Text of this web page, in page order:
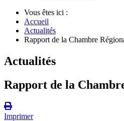
Vous êtes ici :
Accueil
Actualités
Rapport de la Chambre
Actualités
Rapport de la
Imprimer